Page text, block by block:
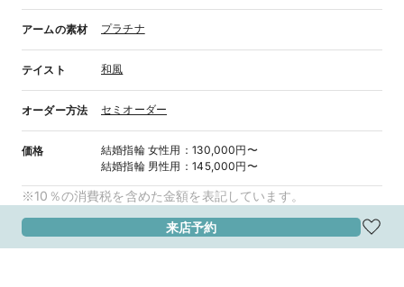
アームの素材 プラチナ
テイスト 和風
オーダー方法 セミオーダー
価格 結婚指輪 女性用 ：130,000円〜
結婚指輪 男性用 ：145,000円〜
※10％の消費税を含めた金額を表記しています。
来店予約